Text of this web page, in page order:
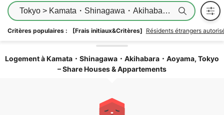
Tokyo > Kamata・Shinagawa・Akihabara・Aoyama
Critères populaires : [Frais initiaux&Critères] Résidents étrangers
Logement à Kamata・Shinagawa・Akihabara・Aoyama, Tokyo
– Share Houses & Appartements